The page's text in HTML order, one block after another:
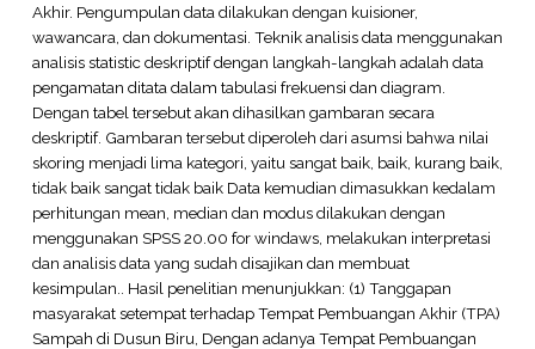
Akhir. Pengumpulan data dilakukan dengan kuisioner,
wawancara, dan dokumentasi. Teknik analisis data menggunakan
analisis statistic deskriptif dengan langkah-langkah adalah data
pengamatan ditata dalam tabulasi frekuensi dan diagram.
Dengan tabel tersebut akan dihasilkan gambaran secara
deskriptif. Gambaran tersebut diperoleh dari asumsi bahwa nilai
skoring menjadi lima kategori, yaitu sangat baik, baik, kurang baik,
tidak baik sangat tidak baik Data kemudian dimasukkan kedalam
perhitungan mean, median dan modus dilakukan dengan
menggunakan SPSS 20.00 for windaws, melakukan interpretasi
dan analisis data yang sudah disajikan dan membuat
kesimpulan.. Hasil penelitian menunjukkan: (1) Tanggapan
masyarakat setempat terhadap Tempat Pembuangan Akhir (TPA)
Sampah di Dusun Biru, Dengan adanya Tempat Pembuangan